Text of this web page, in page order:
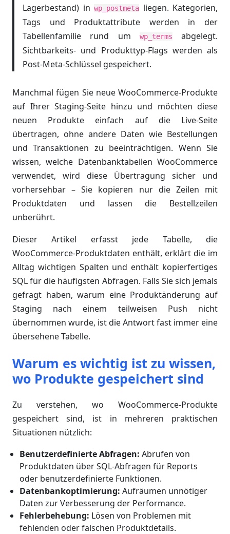
Lagerbestand) in wp_postmeta liegen. Kategorien,
Tags und Produktattribute werden in der
Tabellenfamilie rund um
wp_terms
abgelegt.
Sichtbarkeits- und Produkttyp-Flags werden als
Post-Meta-Schlüssel gespeichert.
Manchmal fügen Sie neue WooCommerce-Produkte
auf Ihrer Staging-Seite hinzu und möchten diese
neuen Produkte einfach auf die Live-Seite
übertragen, ohne andere Daten wie Bestellungen
und Transaktionen zu beeinträchtigen. Wenn Sie
wissen, welche Datenbanktabellen WooCommerce
verwendet, wird diese Übertragung sicher und
vorhersehbar – Sie kopieren nur die Zeilen mit
Produktdaten und lassen die Bestellzeilen
unberührt.
Dieser Artikel erfasst jede Tabelle, die
WooCommerce-Produktdaten enthält, erklärt die im
Alltag wichtigen Spalten und enthält kopierfertiges
SQL für die häufigsten Abfragen. Falls Sie sich jemals
gefragt haben, warum eine Produktänderung auf
Staging nach einem teilweisen Push nicht
übernommen wurde, ist die Antwort fast immer eine
übersehene Tabelle.
Warum es wichtig ist zu wissen,
wo Produkte gespeichert sind
Zu verstehen, wo WooCommerce-Produkte
gespeichert sind, ist in mehreren praktischen
Situationen nützlich:
Benutzerdefinierte Abfragen: Abrufen von
Produktdaten über SQL-Abfragen für Reports
oder benutzerdefinierte Funktionen.
Datenbankoptimierung: Aufräumen unnötiger
Daten zur Verbesserung der Performance.
Fehlerbehebung: Lösen von Problemen mit
fehlenden oder falschen Produktdetails.